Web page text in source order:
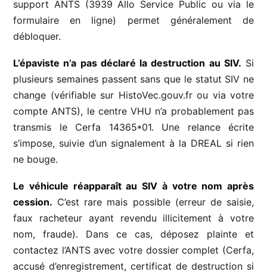
support ANTS (3939 Allo Service Public ou via le
formulaire en ligne) permet généralement de
débloquer.
L’épaviste n’a pas déclaré la destruction au SIV. Si
plusieurs semaines passent sans que le statut SIV ne
change (vérifiable sur HistoVec.gouv.fr ou via votre
compte ANTS), le centre VHU n’a probablement pas
transmis le Cerfa 14365*01. Une relance écrite
s’impose, suivie d’un signalement à la DREAL si rien
ne bouge.
Le véhicule réapparaît au SIV à votre nom après
cession. C’est rare mais possible (erreur de saisie,
faux racheteur ayant revendu illicitement à votre
nom, fraude). Dans ce cas, déposez plainte et
contactez l’ANTS avec votre dossier complet (Cerfa,
accusé d’enregistrement, certificat de destruction si